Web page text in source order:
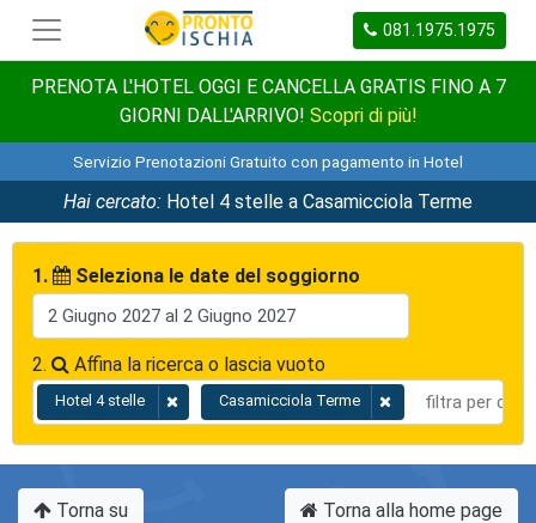
081.1975.1975
PRENOTA L'HOTEL OGGI E CANCELLA GRATIS FINO A 7
GIORNI DALL'ARRIVO! Scopri di più!
Servizio Prenotazioni Gratuito con pagamento in Hotel
Hai cercato: Hotel 4 stelle a Casamicciola Terme
1. Seleziona le date del soggiorno
2. Affina la ricerca o lascia vuoto
Hotel 4 stelle Casamicciola Terme
Torna su Torna alla home page